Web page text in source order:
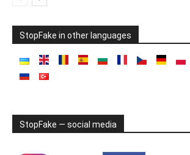
StopFake in other languages
StopFake — social media